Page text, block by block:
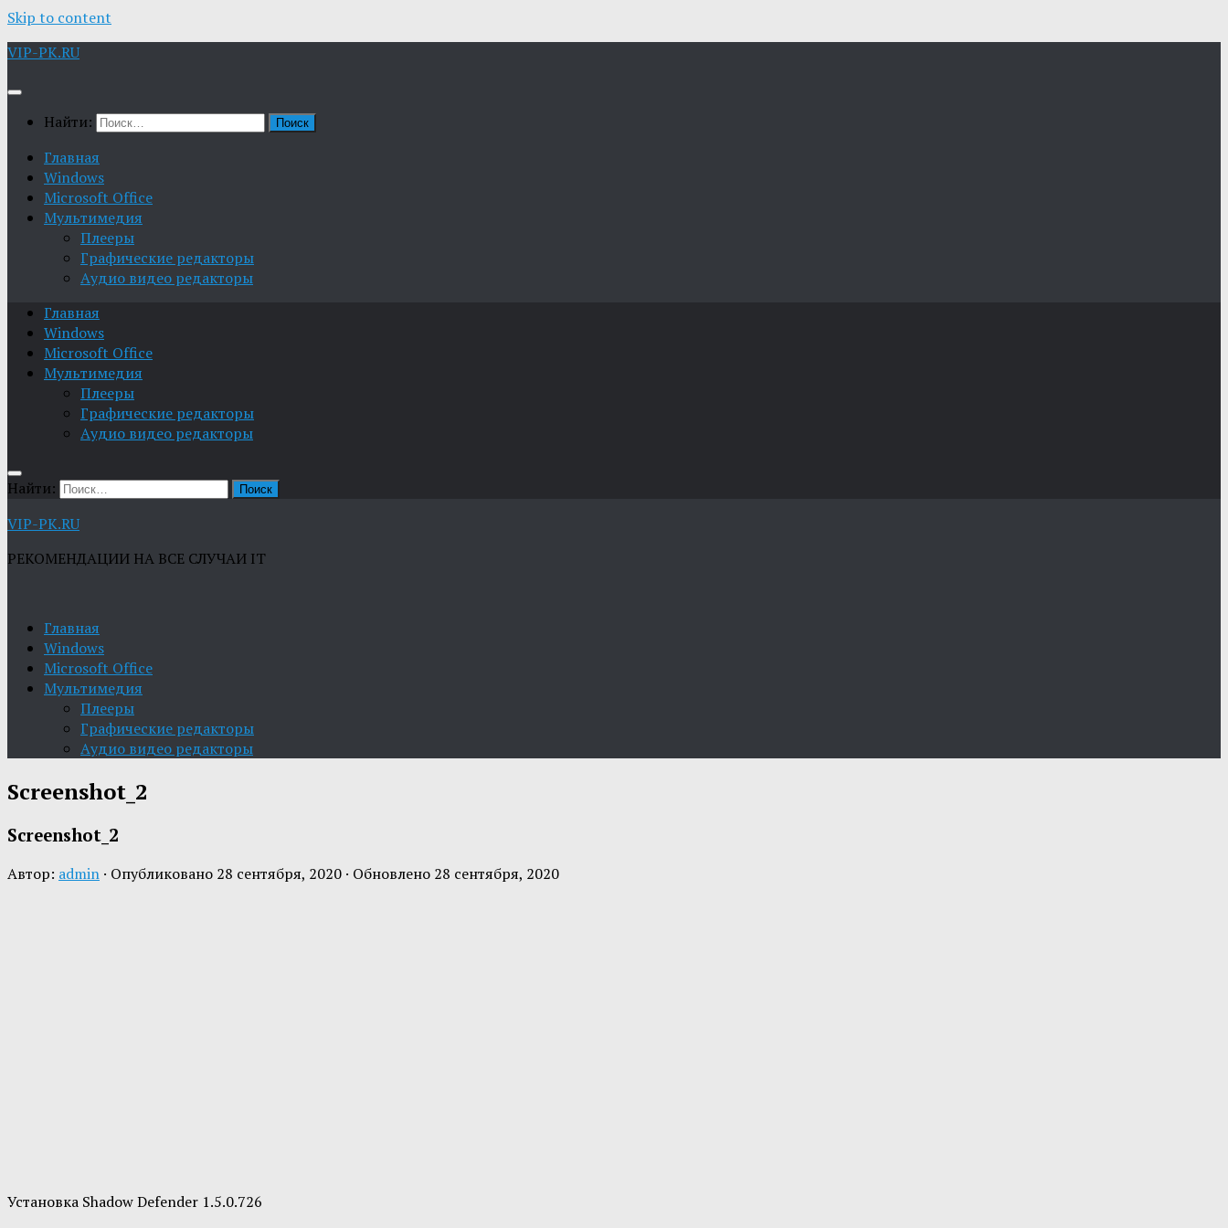
Skip to content
VIP-PK.RU
Найти:
Главная
Windows
Microsoft Office
Мультимедия
Плееры
Графические редакторы
Aудио видео редакторы
Главная
Windows
Microsoft Office
Мультимедия
Плееры
Графические редакторы
Aудио видео редакторы
Найти:
VIP-PK.RU
РЕКОМЕНДАЦИИ НА ВСЕ СЛУЧАИ IT
Главная
Windows
Microsoft Office
Мультимедия
Плееры
Графические редакторы
Aудио видео редакторы
Screenshot_2
Screenshot_2
Автор: admin · Опубликовано 28 сентября, 2020 · Обновлено 28 сентября, 2020
Установка Shadow Defender 1.5.0.726